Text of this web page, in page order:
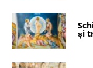
și